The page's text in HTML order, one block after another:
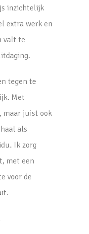
inzichtelijk
extra werk en
valt te
tegen te
Met
maar juist ook
als
Ik zorg
met een
voor de